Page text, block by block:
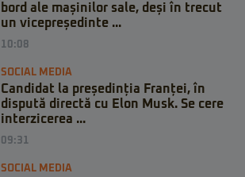
bord ale mașinilor sale, deși în trecut
un vicepreședinte ...
10:08
SOCIAL MEDIA
Candidat la președinția Franței, în
dispută directă cu Elon Musk. Se cere
interzicerea ...
09:31
SOCIAL MEDIA